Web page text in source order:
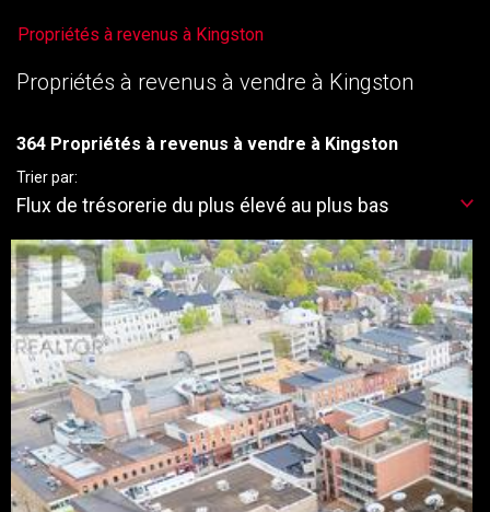
Propriétés à revenus à Kingston
Propriétés à revenus à vendre à Kingston
364 Propriétés à revenus à vendre à Kingston
Trier par:
Flux de trésorerie du plus élevé au plus bas